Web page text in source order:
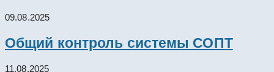
09.08.2025
Общий контроль системы СОПТ
11.08.2025